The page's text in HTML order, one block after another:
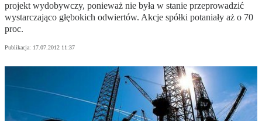
projekt wydobywczy, ponieważ nie była w stanie przeprowadzić
wystarczająco głębokich odwiertów. Akcje spółki potaniały aż o 70
proc.
Publikacja: 17.07.2012 11:37